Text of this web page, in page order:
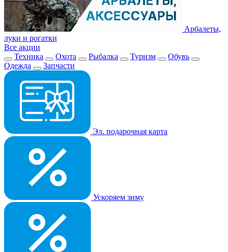
Арбалеты,
луки и рогатки
Все акции
Техника
Охота Рыбалка Туризм
Обувь
Одежда
Запчасти
Эл. подарочная карта
Ускоряем зиму